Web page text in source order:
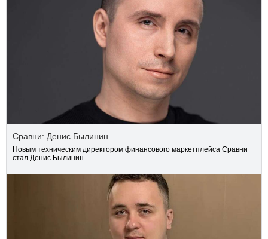
Сравни: Денис Былинин
Новым техническим директором финансового маркетплейса Сравни
стал Денис Былинин.